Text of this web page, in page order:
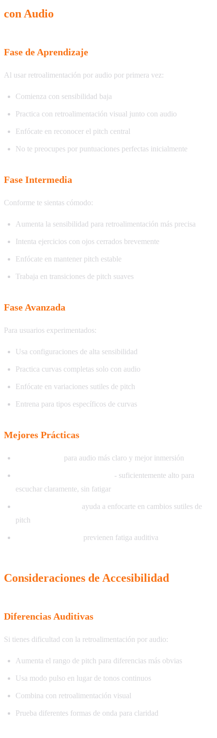
con Audio
Fase de Aprendizaje
Al usar retroalimentación por audio por primera vez:
Comienza con sensibilidad baja
Practica con retroalimentación visual junto con audio
Enfócate en reconocer el pitch central
No te preocupes por puntuaciones perfectas inicialmente
Fase Intermedia
Conforme te sientas cómodo:
Aumenta la sensibilidad para retroalimentación más precisa
Intenta ejercicios con ojos cerrados brevemente
Enfócate en mantener pitch estable
Trabaja en transiciones de pitch suaves
Fase Avanzada
Para usuarios experimentados:
Usa configuraciones de alta sensibilidad
Practica curvas completas solo con audio
Enfócate en variaciones sutiles de pitch
Entrena para tipos específicos de curvas
Mejores Prácticas
para audio más claro y mejor inmersión
- suficientemente alto para
escuchar claramente, sin fatigar
ayuda a enfocarte en cambios sutiles de
pitch
previenen fatiga auditiva
Consideraciones de Accesibilidad
Diferencias Auditivas
Si tienes dificultad con la retroalimentación por audio:
Aumenta el rango de pitch para diferencias más obvias
Usa modo pulso en lugar de tonos continuos
Combina con retroalimentación visual
Prueba diferentes formas de onda para claridad